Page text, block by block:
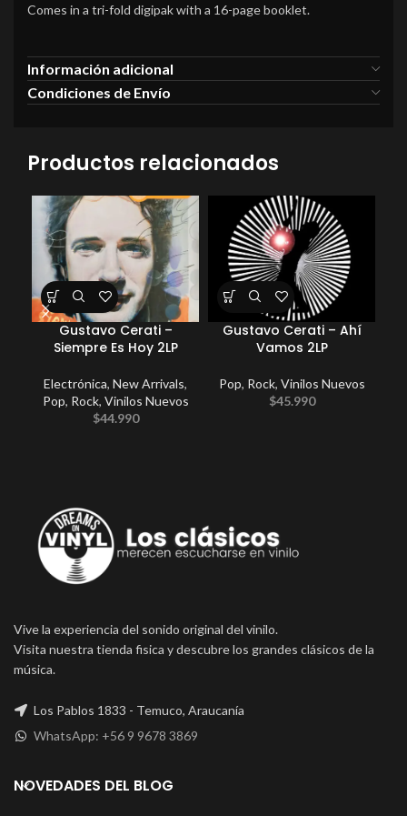
Comes in a tri-fold digipak with a 16-page booklet.
Información adicional
Condiciones de Envío
Productos relacionados
Gustavo Cerati –
Siempre Es Hoy 2LP
Electrónica, New Arrivals,
Pop, Rock, Vinilos Nuevos
$44.990
Gustavo Cerati – Ahí
Vamos 2LP
Pop, Rock, Vinilos Nuevos
$45.990
Vive la experiencia del sonido original del vinilo.
Visita nuestra tienda fisica y descubre los grandes clásicos de la
música.
Los Pablos 1833 - Temuco, Araucanía
WhatsApp: +56 9 9678 3869
NOVEDADES DEL BLOG